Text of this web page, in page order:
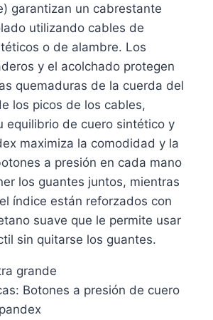
garantizan un cabrestante
utilizando cables de
o de alambre. Los
y el acolchado protegen
quemaduras de la cuerda del
los picos de los cables,
equilibrio de cuero sintético y
maximiza la comodidad y la
a presión en cada mano
los guantes juntos, mientras
índice están reforzados con
suave que le permite usar
sin quitarse los guantes.
grande
Botones a presión de cuero